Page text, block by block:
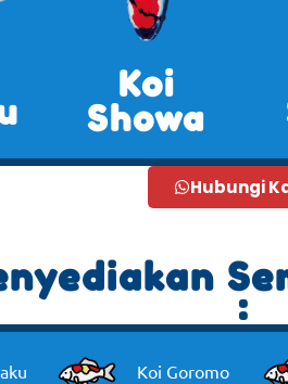
Koi
Showa
Hubungi
:
Koi Goromo